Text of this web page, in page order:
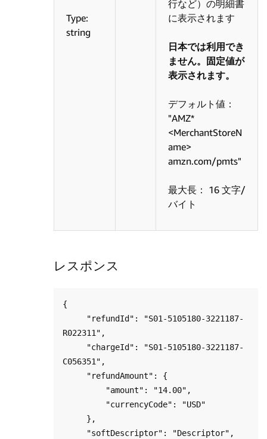
Type:
string
行など）の明細書
に表示されます
日本では利用でき
ません。固定値が
表示されます。
デフォルト値：
"AMZ*
<MerchantStoreN
ame>
amzn.com/pmts"
最大長： 16 文字/
バイト
レスポンス
{
R022311",
C056351",